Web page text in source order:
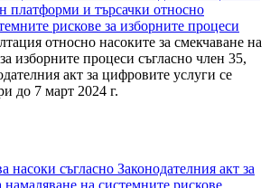
платформи и търсачки относно
рискове за изборните процеси
относно насоките за смекчаване на
изборните процеси съгласно член 35,
акт за цифровите услуги се
до 7 март 2024 г.
насоки съгласно Законодателния акт за